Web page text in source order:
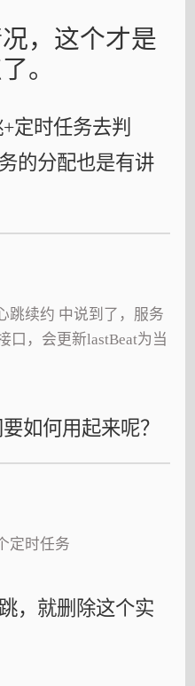
，这个才是
。
定时任务去判
的分配也是有讲
续约 中说到了，服务
口，会更新lastBeat为当
如何用起来呢？
定时任务
，就删除这个实